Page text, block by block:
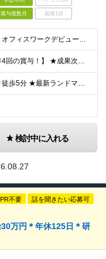
賞与複数月 面接1回
★未経験・第二新卒、オフィスワークデビュー大歓迎 ★平均年齢は28.6歳！ ★20代の若手メンバーが中心になって活躍している職場です！ ●学歴不問 ※35歳以下の方（若年層の長期キャリア形成） ★こ
【業界でも珍しい、年4回の賞与！】 ★成果次第でスピード昇給可 →20代で年収700万〜900万超も！ ■未経験：月給26〜30万円＋賞与年4回（業績による）＋各種手当 ※経験・スキルを考慮して決定
★各線「渋谷駅」より徒歩5分 ★最新ランドマークオフィスです！ ★転勤はありません 【本社】 東京都渋谷区道玄坂2-25-12 道玄坂通 dogenzaka-dori 5階 ※(変更の範囲)上記を除
検討中に入れる
不要 話を聞きたい応募可
万円＊年休125日＊研